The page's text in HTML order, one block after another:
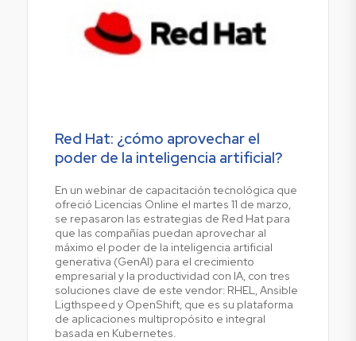
Red Hat: ¿cómo aprovechar el
poder de la inteligencia artificial?
En un webinar de capacitación tecnológica que
ofreció Licencias Online el martes 11 de marzo,
se repasaron las estrategias de Red Hat para
que las compañías puedan aprovechar al
máximo el poder de la inteligencia artificial
generativa (GenAI) para el crecimiento
empresarial y la productividad con IA, con tres
soluciones clave de este vendor: RHEL, Ansible
Ligthspeed y OpenShift, que es su plataforma
de aplicaciones multipropósito e integral
basada en Kubernetes.